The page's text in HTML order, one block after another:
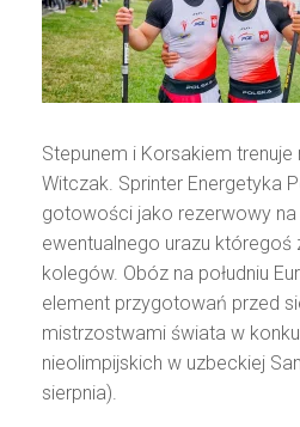
Stepunem i Korsakiem trenuje
Witczak. Sprinter Energetyka
gotowości jako rezerwowy
ewentualnego urazu któregoś
kolegów. Obóz na południu
element przygotowań przed
mistrzostwami świata w
nieolimpijskich w uzbeckiej
sierpnia).